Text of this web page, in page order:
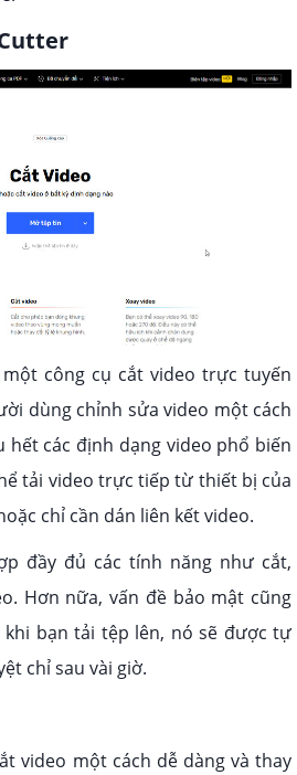
công cụ cắt video trực tuyến
dùng chỉnh sửa video một cách
hết các định dạng video phổ biến
tải video trực tiếp từ thiết bị của
chỉ cần dán liên kết video.
đầy đủ các tính năng như cắt,
Hơn nữa, vấn đề bảo mật cũng
bạn tải tệp lên, nó sẽ được tự
chỉ sau vài giờ.
video một cách dễ dàng và thay